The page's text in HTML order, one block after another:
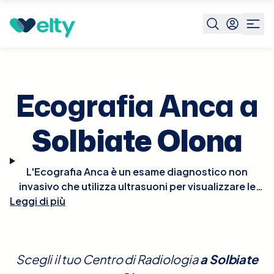
Prenota visita Solbiate Olona
Ecografia Anca a
Solbiate Olona
L'Ecografia Anca è un esame diagnostico non
invasivo che utilizza ultrasuoni per visualizzare le
strutture dell'anca, particolarmente utile per
anomalie nei neonati e nei bambini. Non sono
Leggi di più
Scegli il tuo Centro di RadiologiaaSolbiate